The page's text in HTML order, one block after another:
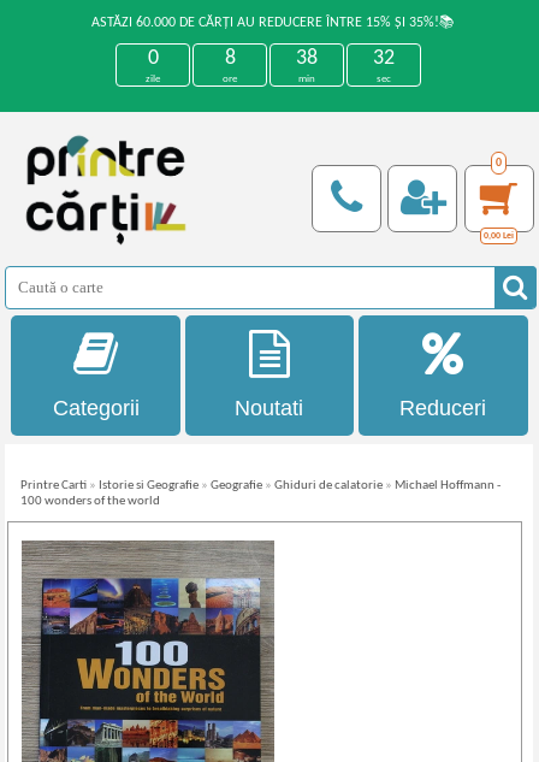
ASTĂZI 60.000 DE CĂRȚI AU REDUCERE ÎNTRE 15% ȘI 35%!📚
0
zile
8
ore
38
min
32
sec
0
0,00 Lei
Categorii Noutati Reduceri
Printre Carti » Istorie si Geografie »Geografie »Ghiduri de calatorie » Michael Hoffmann -
100 wonders of the world